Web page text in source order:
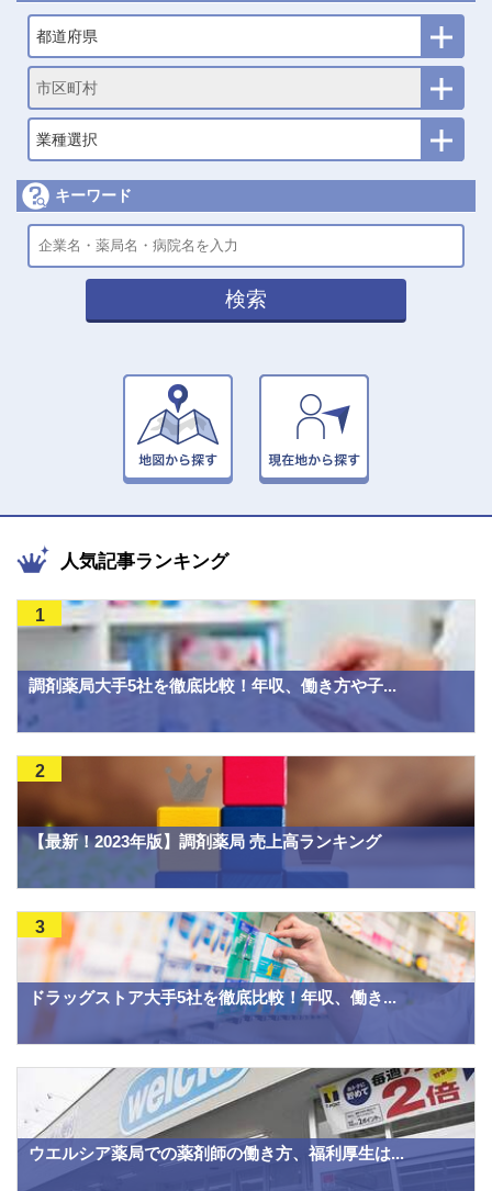
都道府県
市区町村
業種選択
キーワード
検索
人気記事ランキング
調剤薬局大手5社を徹底比較！年収、働き方や子...
1
【最新！2023年版】調剤薬局 売上高ランキング
2
ドラッグストア大手5社を徹底比較！年収、働き...
3
ウエルシア薬局での薬剤師の働き方、福利厚生は...